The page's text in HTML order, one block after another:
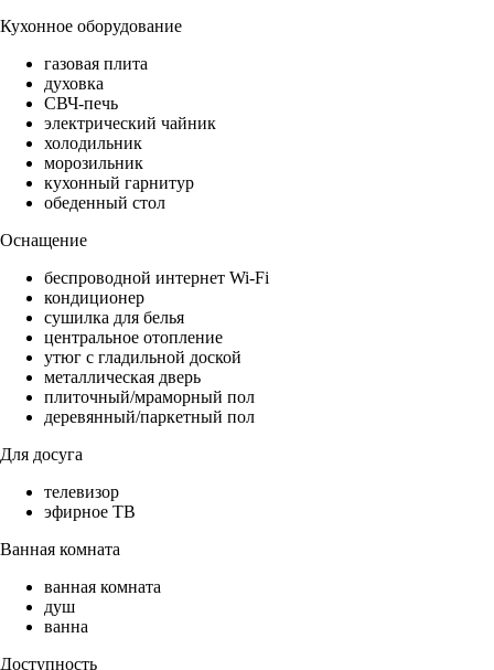
Кухонное оборудование
газовая плита
духовка
СВЧ-печь
электрический чайник
холодильник
морозильник
кухонный гарнитур
обеденный стол
Оснащение
беспроводной интернет Wi-Fi
кондиционер
сушилка для белья
центральное отопление
утюг с гладильной доской
металлическая дверь
плиточный/мраморный пол
деревянный/паркетный пол
Для досуга
телевизор
эфирное ТВ
Ванная комната
ванная комната
душ
ванна
Доступность